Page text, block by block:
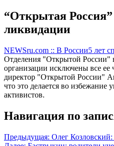
“Открытая
ликвидации
NEWSru.com :: В России5 лет
Отделения "Открытой России"
организации исключены все
директор "Открытой России"
что это делается во избежание
активистов.
Навигация по
Предыдущая: Олег